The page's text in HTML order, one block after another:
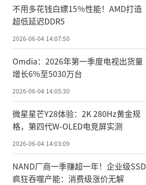
不用多花钱白嫖15％性能！AMD打造
超低延迟DDR5
2026-06-04 14:07:50
Omdia：2026年第一季度电视出货量
增长6%至5030万台
2026-06-04 14:05:30
微星星芒Y28体验：2K 280Hz黄金规
格，第四代W-OLED电竞屏实测
2026-06-04 14:03:09
NAND厂商一季赚超一年！企业级SSD
疯狂吞噬产能：消费级涨价无解